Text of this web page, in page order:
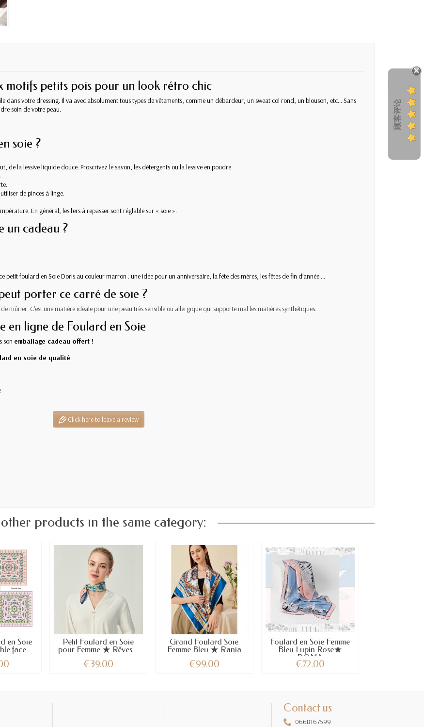
motifs petits pois pour un look rétro chic
dans votre dressing. Il va avec absolument tous types de vêtements, comme un débardeur, un sweat col rond, un blouson, etc… Sans
soin de votre peau.
soie ?
la lessive liquide douce. Proscrivez le savon, les détergents ou la lessive en poudre.
de pinces à linge.
En général, les fers à repasser sont réglable sur « soie ».
un cadeau ?
foulard en Soie Doris au couleur marron : une idée pour un anniversaire, la fête des mères, les fêtes de fin d’année ...
porter ce carré de soie ?
mûrier. C’est une matière idéale pour une peau très sensible ou allergique qui supporte mal les matières synthétiques.
en ligne de Foulard en Soie
son emballage cadeau offert !
en soie de qualité
Click here to leave a review
products in the same category:
en Soie
face...
Petit Foulard en Soie
pour Femme ★ Rêves...
€39.00
Grand Foulard Soie
Femme Bleu ★ Rania
€99.00
Foulard en Soie Femme
Bleu Lupin Rose★
ROMA
€72.00
Contact us
0668167599
顾客评论